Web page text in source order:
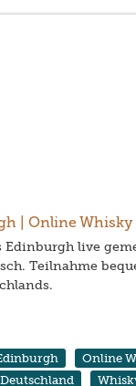
| Online
live
Teilnahme
Online